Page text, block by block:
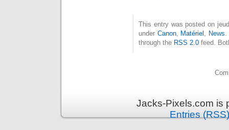
This entry was posted on
under Canon, Matériel , News.
through the RSS 2.0 feed.
Jacks-Pixels.com is
Entries (RSS)